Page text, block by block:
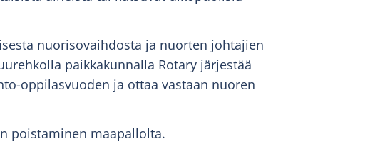
nuorisovaihdosta ja nuorten johtajien
paikkakunnalla Rotary järjestää
oppilasvuoden ja ottaa vastaan nuoren
poistaminen maapallolta.